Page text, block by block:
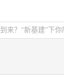
来？“新基建”下